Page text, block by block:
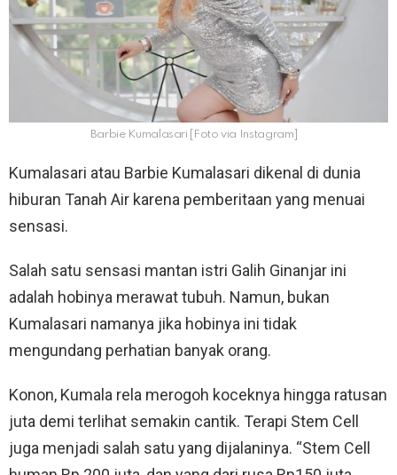
Barbie Kumalasari [Foto via Instagram]
Kumalasari atau Barbie Kumalasari dikenal di dunia
hiburan Tanah Air karena pemberitaan yang menuai
sensasi.
Salah satu sensasi mantan istri Galih Ginanjar ini
adalah hobinya merawat tubuh. Namun, bukan
Kumalasari namanya jika hobinya ini tidak
mengundang perhatian banyak orang.
Konon, Kumala rela merogoh koceknya hingga ratusan
juta demi terlihat semakin cantik. Terapi Stem Cell
juga menjadi salah satu yang dijalaninya. “Stem Cell